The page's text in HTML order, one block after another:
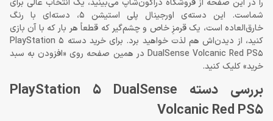
را در این صفحه از فروشگاه دراگون‌شاپ می‌بینید، یک انتخاب عالی برای
شماست. این دسته‌ی اورجینال پلی استیشن 5، دسته‌ای با رنگ
خارق‌العاده است، یک قرمزِ خاص و چشم‌گیر که قطعاً هر بار که با آن بازی
کنید، از دیدن‌اش هم لذت خواهید برد. برای خرید دسته PlayStation 5
DualSense Volcanic Red PS5 در همین صفحه روی «افزودن به سبد
خرید» کلیک کنید.
بررسی دسته PlayStation 5 DualSense
Volcanic Red PS5